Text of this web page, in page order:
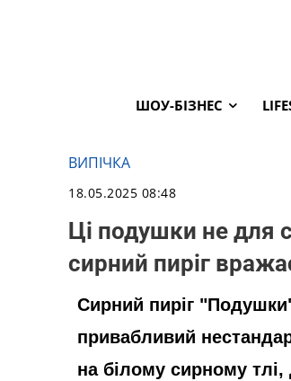
ШОУ-БІЗНЕС
ВИПІЧКА
18.05.2025 08:48
Ці подушки не для
сирний пиріг
Сирний пиріг
привабливий
на білому сирному